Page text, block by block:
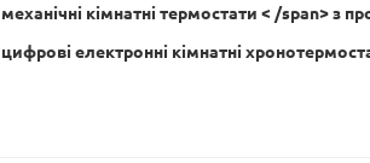
механічні кімнатні термостати < /span> з
цифрові електронні кімнатні